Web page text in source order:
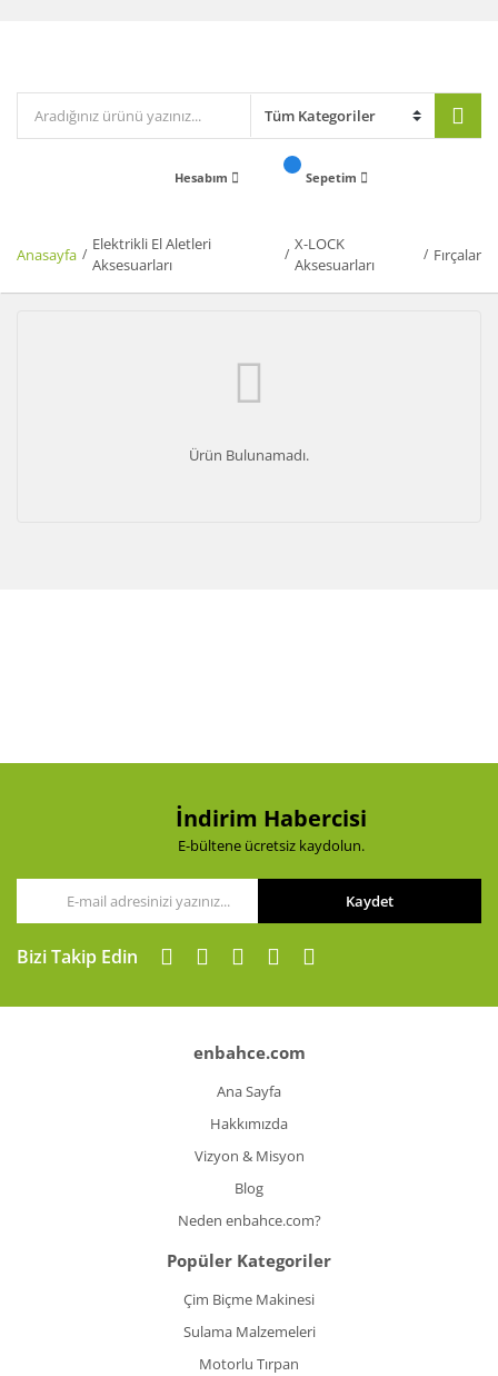
Hesabım Sepetim
Anasayfa
Elektrikli El Aletleri
Aksesuarları
X-LOCK
Aksesuarları
Fırçalar
Ürün Bulunamadı.
İndirim Habercisi
E-bültene ücretsiz kaydolun.
Kaydet
Bizi Takip Edin
enbahce.com
Ana Sayfa
Hakkımızda
Vizyon & Misyon
Blog
Neden enbahce.com?
Popüler Kategoriler
Çim Biçme Makinesi
Sulama Malzemeleri
Motorlu Tırpan